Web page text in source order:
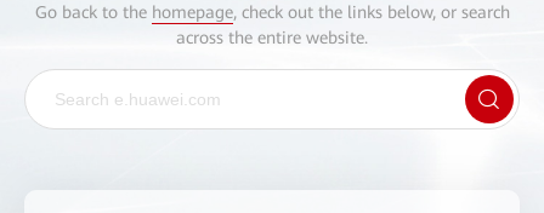
Go back to the homepage, check out the links below, or search
across the entire website.